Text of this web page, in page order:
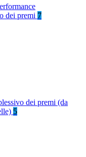
dei premi 7
dei premi (da
5